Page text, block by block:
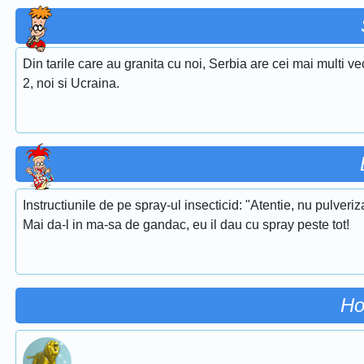
Din tarile care au granita cu noi, Serbia are cei mai multi
2, noi si Ucraina.
Instructiunile de pe spray-ul insecticid: "Atentie, nu
Mai da-l in ma-sa de gandac, eu il dau cu spray peste tot!